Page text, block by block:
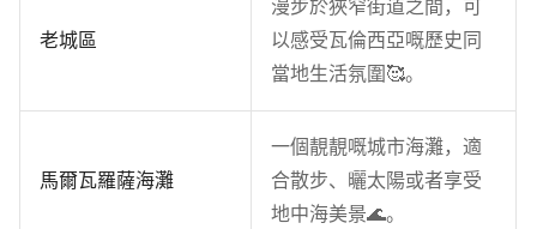
老城區
漫步於狹窄街道之間，可
以感受瓦倫西亞嘅歷史同
當地生活氛圍🥰。
馬爾瓦羅薩海灘
一個靚靚嘅城市海灘，適
合散步、曬太陽或者享受
地中海美景🌊。